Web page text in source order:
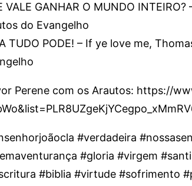
VALE GANHAR O MUNDO INTEIRO?
do Evangelho
TUDO PODE! – If ye love me,
Perene com os Arautos: https://
#verdadeira
#gloria #virgem
#biblia #virtude #sofrimento